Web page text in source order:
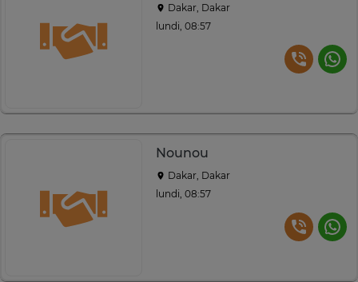
Dakar, Dakar
lundi, 08:57
Nounou
Dakar, Dakar
lundi, 08:57